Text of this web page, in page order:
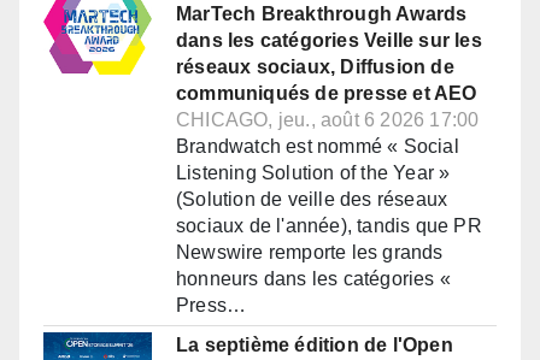
MarTech Breakthrough Awards
dans les catégories Veille sur les
réseaux sociaux, Diffusion de
communiqués de presse et AEO
CHICAGO, jeu., août 6 2026 17:00
Brandwatch est nommé « Social
Listening Solution of the Year »
(Solution de veille des réseaux
sociaux de l'année), tandis que PR
Newswire remporte les grands
honneurs dans les catégories «
Press…
La septième édition de l'Open